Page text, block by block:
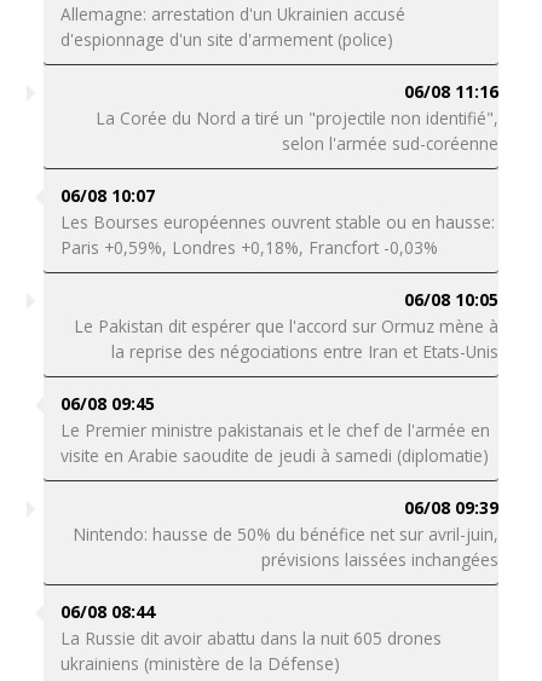
Allemagne: arrestation d'un Ukrainien accusé
d'espionnage d'un site d'armement (police)
06/08 11:16
La Corée du Nord a tiré un "projectile non identifié",
selon l'armée sud-coréenne
06/08 10:07
Les Bourses européennes ouvrent stable ou en hausse:
Paris +0,59%, Londres +0,18%, Francfort -0,03%
06/08 10:05
Le Pakistan dit espérer que l'accord sur Ormuz mène à
la reprise des négociations entre Iran et Etats-Unis
06/08 09:45
Le Premier ministre pakistanais et le chef de l'armée en
visite en Arabie saoudite de jeudi à samedi (diplomatie)
06/08 09:39
Nintendo: hausse de 50% du bénéfice net sur avril-juin,
prévisions laissées inchangées
06/08 08:44
La Russie dit avoir abattu dans la nuit 605 drones
ukrainiens (ministère de la Défense)